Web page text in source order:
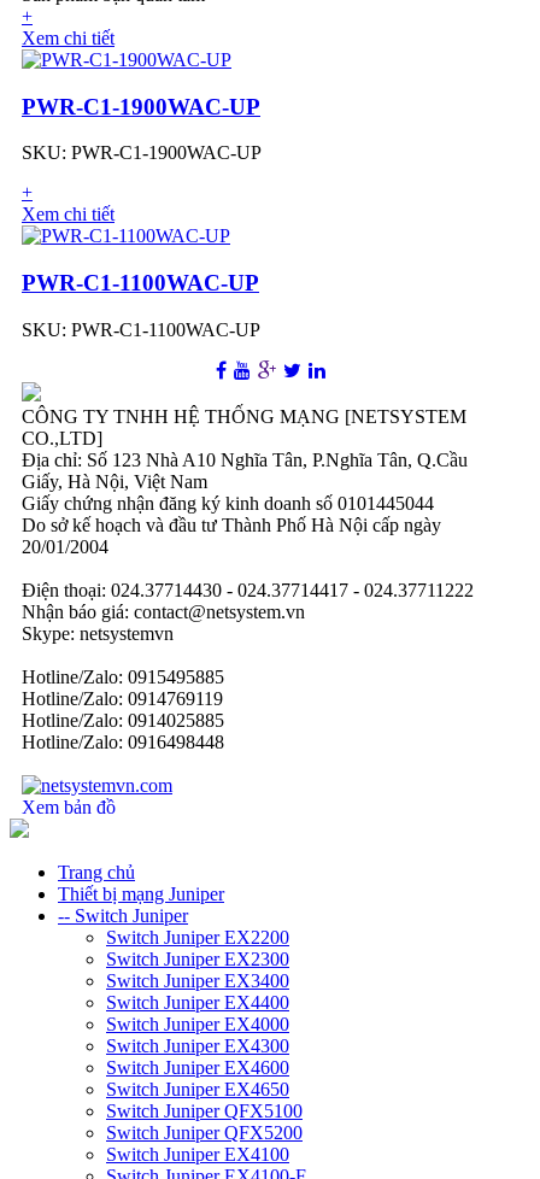
+
Xem chi tiết
PWR-C1-1900WAC-UP
SKU: PWR-C1-1900WAC-UP
+
Xem chi tiết
PWR-C1-1100WAC-UP
SKU: PWR-C1-1100WAC-UP
CÔNG TY TNHH HỆ THỐNG MẠNG [NETSYSTEM
CO.,LTD]
Địa chỉ: Số 123 Nhà A10 Nghĩa Tân, P.Nghĩa Tân, Q.Cầu
Giấy, Hà Nội, Việt Nam
Giấy chứng nhận đăng ký kinh doanh số 0101445044
Do sở kế hoạch và đầu tư Thành Phố Hà Nội cấp ngày
20/01/2004
Điện thoại: 024.37714430 - 024.37714417 - 024.37711222
Nhận báo giá: contact@netsystem.vn
Skype: netsystemvn
Hotline/Zalo: 0915495885
Hotline/Zalo: 0914769119
Hotline/Zalo: 0914025885
Hotline/Zalo: 0916498448
Xem bản đồ
Trang chủ
Thiết bị mạng Juniper
-- Switch Juniper
Switch Juniper EX2200
Switch Juniper EX2300
Switch Juniper EX3400
Switch Juniper EX4400
Switch Juniper EX4000
Switch Juniper EX4300
Switch Juniper EX4600
Switch Juniper EX4650
Switch Juniper QFX5100
Switch Juniper QFX5200
Switch Juniper EX4100